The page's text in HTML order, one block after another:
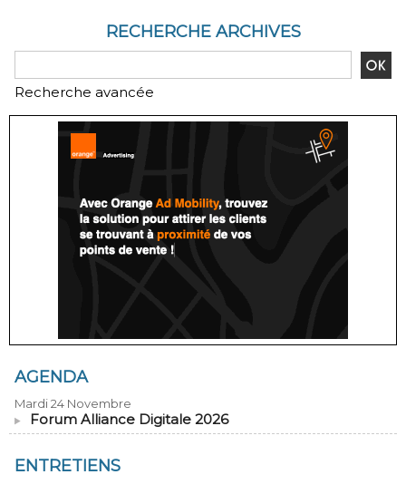
RECHERCHE ARCHIVES
Recherche avancée
AGENDA
Mardi 24 Novembre
Forum Alliance Digitale 2026
ENTRETIENS